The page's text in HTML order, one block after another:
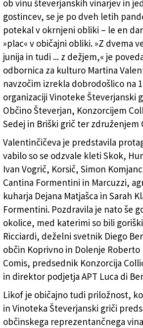
ob vinu števerjanskih vinarjev in
gostincev, se je po dveh letih
potekal v okrnjeni obliki – le en
»plac« v običajni obliki. »Z dvema
junija in tudi ... z dežjem,« je
odbornica za kulturo Martina
navzočim izrekla dobrodošlico na
organizaciji Vinoteke Števerjanski
Občino Števerjan, Konzorcijem
Sedej in Briški grič ter združenjem
Valentinčičeva je predstavila
vabilo so se odzvale kleti Skok,
Ivan Vogrič, Korsič, Simon
Cantina Formentini in Marcuzzi,
kuharja Dejana Matjašca in Sarah
Formentini. Pozdravila je nato še
okolice, med katerimi so bili
Ricciardi, deželni svetnik Diego
občin Koprivno in Dolenje Roberto
Comis, predsednik Konzorcija
in direktor podjetja APT Luca di
Likof je običajno tudi priložnost,
in Vinoteka Števerjanski griči
občinskega reprezentančnega